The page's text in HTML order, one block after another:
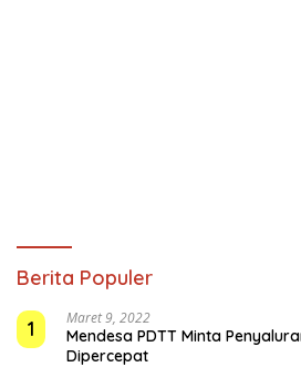
Berita Populer
1
Maret 9, 2022
Mendesa PDTT Minta
Dipercepat